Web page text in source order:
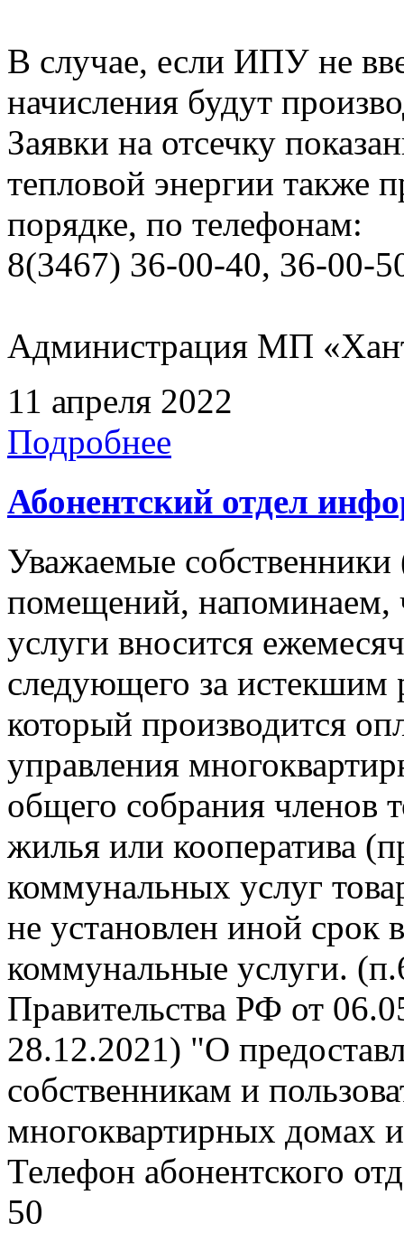
В случае, если ИПУ не
начисления будут
Заявки на отсечку
тепловой энергии также
порядке, по телефонам:
8(3467) 36-00-40, 36-00-
Администрация МП
11 апреля 2022
Подробнее
Абонентский отдел
Уважаемые
помещений, напоминаем,
услуги вносится
следующего за истекшим
который производится
управления
общего собрания членов
жилья или кооператива
коммунальных услуг
не установлен иной срок
коммунальные услуги.
Правительства РФ от
28.12.2021) "О
собственникам и
многоквартирных домах
Телефон абонентского
50